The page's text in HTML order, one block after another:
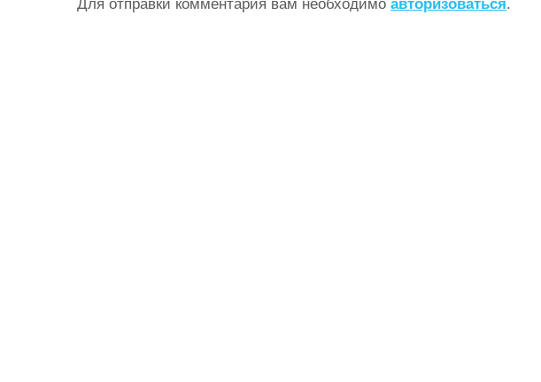
Для отправки комментария вам необходимо авторизоваться.